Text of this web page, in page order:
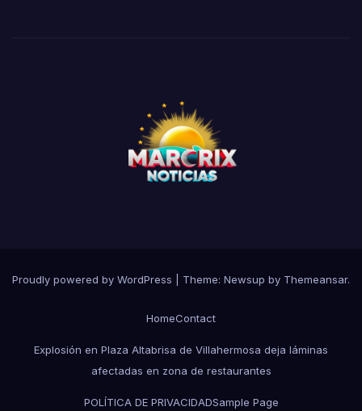
Proudly powered by WordPress Theme: Newsup by Themeansar.
HomeContact
Explosión en Plaza Altabrisa de Villahermosa deja láminas
afectadas en zona de restaurantes
POLÍTICA DE PRIVACIDADSample Page